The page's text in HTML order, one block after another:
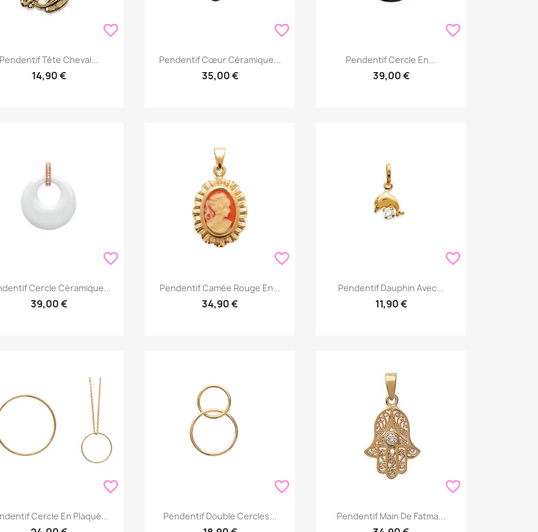
favorite_border
Aperçu rapide
Tête Cheval...
14,90 €
favorite_border
Aperçu rapide
Pendentif Cœur Céramique...
35,00 €
favorite_border
Aperçu rapide
Pendentif Cercle En...
39,00 €
favorite_border
Aperçu rapide
Cercle Céramique...
39,00 €
favorite_border
Aperçu rapide
Pendentif Camée Rouge En...
34,90 €
favorite_border
Aperçu rapide
Pendentif Dauphin Avec...
11,90 €
favorite_border
Aperçu rapide
Cercle En Plaqué...
favorite_border
Aperçu rapide
Pendentif Double Cercles...
favorite_border
Aperçu rapide
Pendentif Main De Fatma...